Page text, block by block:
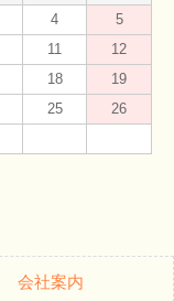
4
5
11
12
18
19
25
26
会社案内